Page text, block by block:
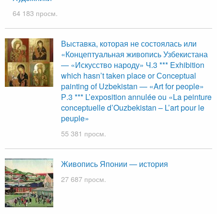
64 183 просм.
Выставка, которая не состоялась или
«Концептуальная живопись Узбекистана
— «Искусство народу» Ч.3 *** Exhibition
which hasn’t taken place or Сonceptual
painting of Uzbekistan — «Art for people»
Р.3 *** L’exposition annulée ou «La peinture
conceptuelle d’Ouzbekistan – L’art pour le
peuple»
55 381 просм.
Живопись Японии — история
27 687 просм.